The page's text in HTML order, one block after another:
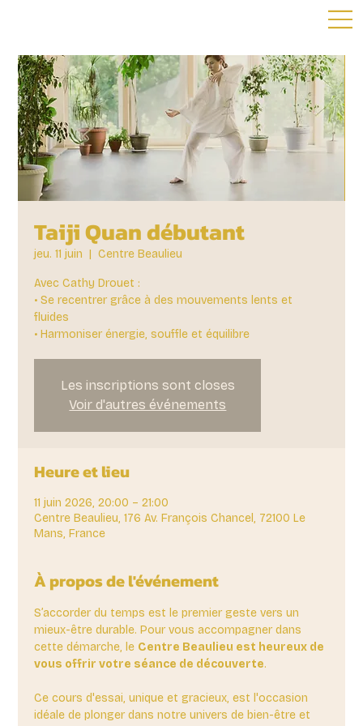
Taiji Quan débutant
jeu. 11 juin
  |
Centre Beaulieu
Avec Cathy Drouet :
• Se recentrer grâce à des mouvements lents et
fluides
• Harmoniser énergie, souffle et équilibre
Les inscriptions sont closes
Voir d'autres événements
Heure et lieu
11 juin 2026, 20:00 – 21:00
Centre Beaulieu, 176 Av. François Chancel, 72100 Le
Mans, France
À propos de l'événement
S’accorder du temps est le premier geste vers un
mieux-être durable. Pour vous accompagner dans
cette démarche, le Centre Beaulieu est heureux de
vous offrir votre séance de découverte.
Ce cours d'essai, unique et gracieux, est l'occasion
idéale de plonger dans notre univers de bien-être et